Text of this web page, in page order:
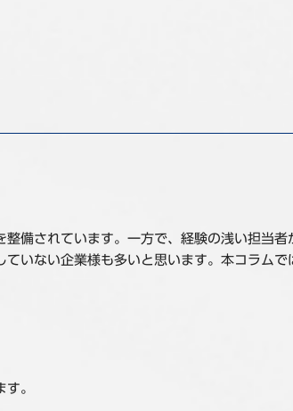
備されています。一方で、経験の浅い担当
いない企業様も多いと思います。本コラム
。